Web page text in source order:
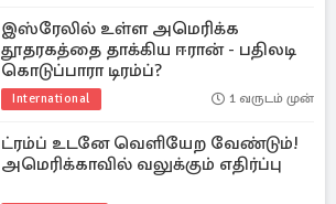
இஸ்ரேலில் உள்ள அமெரிக்க
தூதரகத்தை தாக்கிய ஈரான் - பதிலடி
கொடுப்பாரா டிரம்ப்?
International 1 வருடம் முன்
ட்ரம்ப் உடனே வெளியேற வேண்டும்!
அமெரிக்காவில் வலுக்கும் எதிர்ப்பு